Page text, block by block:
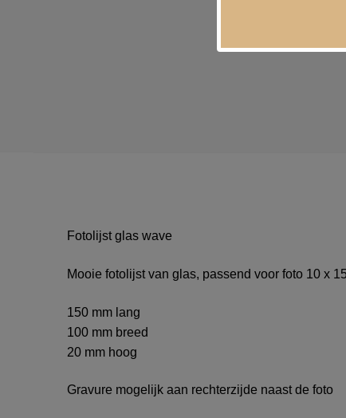
Fotolijst glas wave
Mooie fotolijst van glas, passend voor foto 10 x
150 mm lang
100 mm breed
20 mm hoog
Gravure mogelijk aan rechterzijde naast de foto